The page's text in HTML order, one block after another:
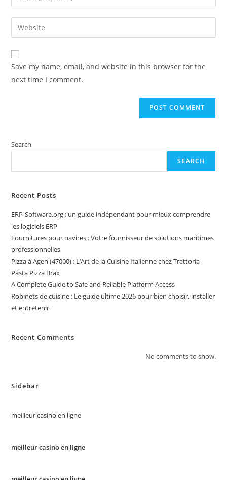
comment
your
email
address
comment
Enter
your
website
URL
(optional)
Save my name, email, and website in this browser for the
next time I comment.
Search
SEARCH
Recent Posts
ERP-Software.org : un guide indépendant pour mieux comprendre
les logiciels ERP
Fournitures pour navires : Votre fournisseur de solutions maritimes
professionnelles
Pizza à Agen (47000) : L’Art de la Cuisine Italienne chez Trattoria
Pasta Pizza Brax
A Complete Guide to Safe and Reliable Platform Access
Robinets de cuisine : Le guide ultime 2026 pour bien choisir, installer
et entretenir
Recent Comments
No comments to show.
Sidebar
meilleur casino en ligne
meilleur casino en ligne